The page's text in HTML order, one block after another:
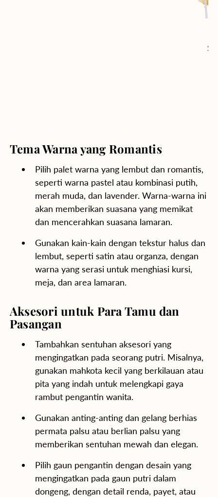
Tema Warna yang Romantis
Pilih palet warna yang lembut dan romantis,
seperti warna pastel atau kombinasi putih,
merah muda, dan lavender. Warna-warna ini
akan memberikan suasana yang memikat
dan mencerahkan suasana lamaran.
Gunakan kain-kain dengan tekstur halus dan
lembut, seperti satin atau organza, dengan
warna yang serasi untuk menghiasi kursi,
meja, dan area lamaran.
Aksesori untuk Para Tamu dan
Pasangan
Tambahkan sentuhan aksesori yang
mengingatkan pada seorang putri. Misalnya,
gunakan mahkota kecil yang berkilauan atau
pita yang indah untuk melengkapi gaya
rambut pengantin wanita.
Gunakan anting-anting dan gelang berhias
permata palsu atau berlian palsu yang
memberikan sentuhan mewah dan elegan.
Pilih gaun pengantin dengan desain yang
mengingatkan pada gaun putri dalam
dongeng, dengan detail renda, payet, atau